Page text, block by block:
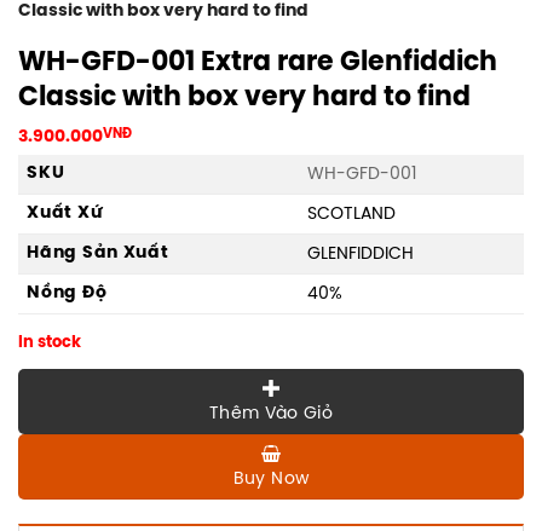
Classic with box very hard to find
WH-GFD-001 Extra rare Glenfiddich
Classic with box very hard to find
3.900.000VNĐ
SKU
WH-GFD-001
Xuất Xứ
SCOTLAND
Hãng Sản Xuất
GLENFIDDICH
Nồng Độ
40%
In stock
Thêm Vào Giỏ
Buy Now